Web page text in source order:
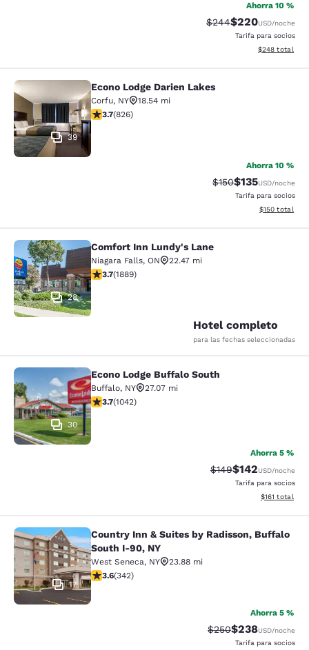
Ahorra 10 %
Precio tachado:
$244Precio con
$220USD/noche
Tarifa para socios
Ver detalles
$248 total
Econo Lodge Darien Lakes
39
Econo Lodge Darien Lakes
Corfu, NY
18.54 mi
calificación de 3.69 estrellas. Bueno. 826 reseñas
3.7(826)
Ahorra 10 %
Precio tachado:
$150Precio con
$135USD/noche
Tarifa para socios
Ver detalles
$150 total
Comfort Inn Lundy's Lane
28
Comfort Inn Lundy's Lane
Niagara Falls, ON
22.47 mi
calificación de 3.67 estrellas. Bueno. 1889 reseñas
3.7(1889)
Hotel completo
para las fechas seleccionadas
Econo Lodge Buffalo South
30
Econo Lodge Buffalo South
Buffalo, NY
27.07 mi
calificación de 3.66 estrellas. Bueno. 1042 reseñas
3.7(1042)
Ahorra 5 %
Precio tachado:
$149Precio con
$142USD/noche
Tarifa para socios
Ver detalles
$161 total
Country Inn & Suites by Radisson,
17
Country Inn & Suites by Radisson, Buffalo
South I-90, NY
West Seneca, NY
23.88 mi
calificación de 3.64 estrellas. Bueno. 342 reseñas
3.6(342)
Ahorra 5 %
Precio tachado:
$250Precio con
$238USD/noche
Tarifa para socios